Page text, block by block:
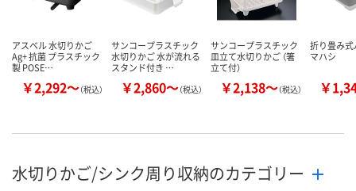
アスベル 水切りかご
Ag+ 抗菌 プラスチック
製 POSE…
￥2,292～（税込）
サンコープラスチック
水切りかご 水が流れる
スタンド付き …
￥2,860～（税込）
サンコープラスチック
皿立て水切りかご （箸
立て付）
￥2,138～（税込）
折り畳み
マハシ
￥
水切りかご/シンク周り収納のカテゴリー